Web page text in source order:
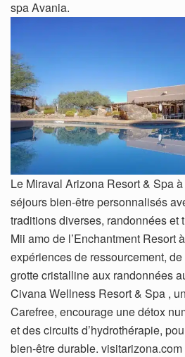
spa Avania.
Le Miraval Arizona Resort & Spa
séjours bien-être personnalisés
traditions diverses, randonnées et
Mii amo de l’Enchantment Resort
expériences de ressourcement,
grotte cristalline aux randonnées
Civana Wellness Resort & Spa ,
Carefree, encourage une détox
et des circuits d’hydrothérapie,
bien-être durable. visitarizona.com